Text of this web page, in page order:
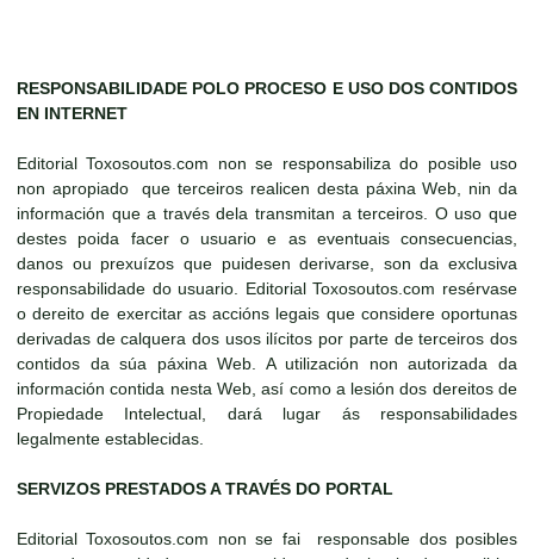
RESPONSABILIDADE POLO PROCESO E USO DOS CONTIDOS
EN INTERNET
Editorial Toxosoutos.com non se responsabiliza do posible uso
non apropiado que terceiros realicen desta páxina Web, nin da
información que a través dela transmitan a terceiros. O uso que
destes poida facer o usuario e as eventuais consecuencias,
danos ou prexuízos que puidesen derivarse, son da exclusiva
responsabilidade do usuario. Editorial Toxosoutos.com resérvase
o dereito de exercitar as accións legais que considere oportunas
derivadas de calquera dos usos ilícitos por parte de terceiros dos
contidos da súa páxina Web. A utilización non autorizada da
información contida nesta Web, así como a lesión dos dereitos de
Propiedade Intelectual, dará lugar ás responsabilidades
legalmente establecidas.
SERVIZOS PRESTADOS A TRAVÉS DO PORTAL
Editorial Toxosoutos.com non se fai responsable dos posibles